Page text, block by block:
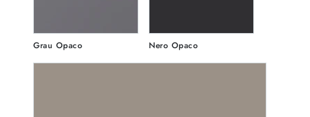
Grau Opaco Nero Opaco